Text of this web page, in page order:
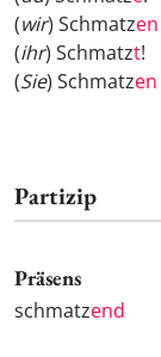
(wir) Schmatzen
(ihr) Schmatzt!
(Sie) Schmatzen
Partizip
Präsens
schmatzend